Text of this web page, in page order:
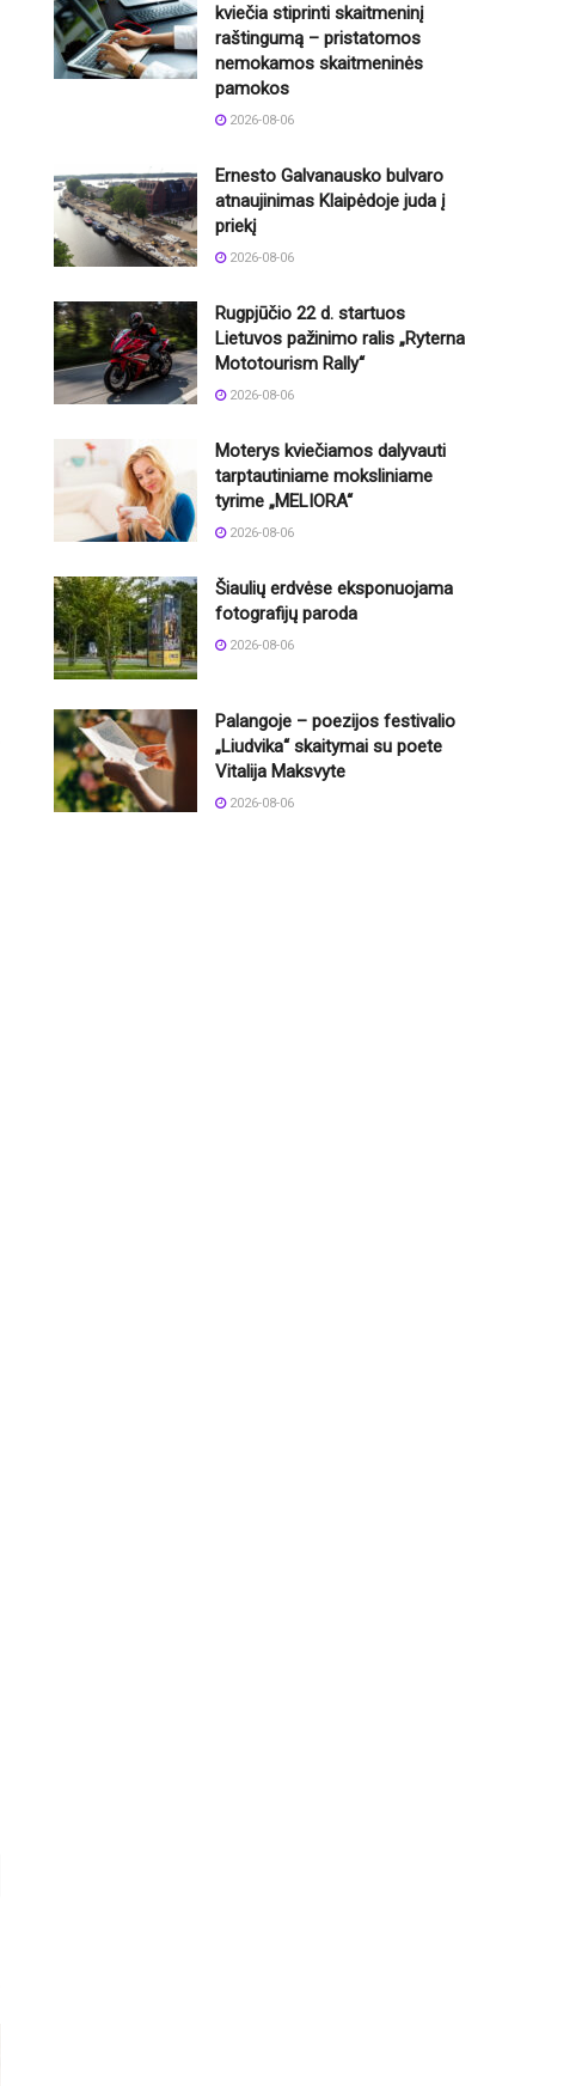
kviečia stiprinti skaitmeninį
raštingumą – pristatomos
nemokamos skaitmeninės
pamokos
2026-08-06
Ernesto Galvanausko bulvaro
atnaujinimas Klaipėdoje juda į
priekį
2026-08-06
Rugpjūčio 22 d. startuos
Lietuvos pažinimo ralis „Ryterna
Mototourism Rally“
2026-08-06
Moterys kviečiamos dalyvauti
tarptautiniame moksliniame
tyrime „MELIORA“
2026-08-06
Šiaulių erdvėse eksponuojama
fotografijų paroda
2026-08-06
Palangoje – poezijos festivalio
„Liudvika“ skaitymai su poete
Vitalija Maksvyte
2026-08-06